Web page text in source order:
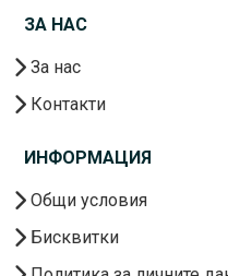
ЗА НАС
За нас
Контакти
ИНФОРМАЦИЯ
Общи условия
Бисквитки